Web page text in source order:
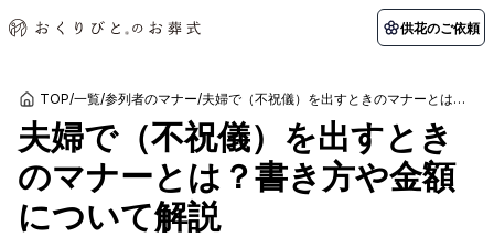
供花のご依頼
初めての方へ
初めての方へ 納棺の儀とは？
葬儀の流れ
関東エリア
東京都
お客様の声
ご葬儀事例 お客様の声
よくある質問
葬儀の知識
葬儀の知識 供花のご依頼
TOP/一覧/参列者のマナー/ 夫婦で（不祝儀）を出すときのマナーとは？書き方や金額について解説
夫婦で（不祝儀）を出すとき
のマナーとは？書き方や金額
について解説